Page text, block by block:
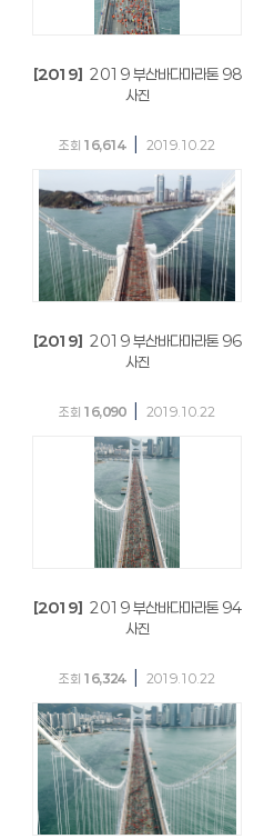
[2019] 2019 부산바다마라톤 98
사진
조회 16,614 2019.10.22
[2019] 2019 부산바다마라톤 96
사진
조회 16,090 2019.10.22
[2019] 2019 부산바다마라톤 94
사진
조회 16,324 2019.10.22